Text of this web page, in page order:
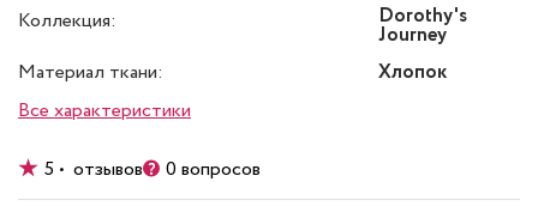
Коллекция:
Dorothy's
Journey
Материал ткани:
Хлопок
Все характеристики
5 • отзывов 0 вопросов